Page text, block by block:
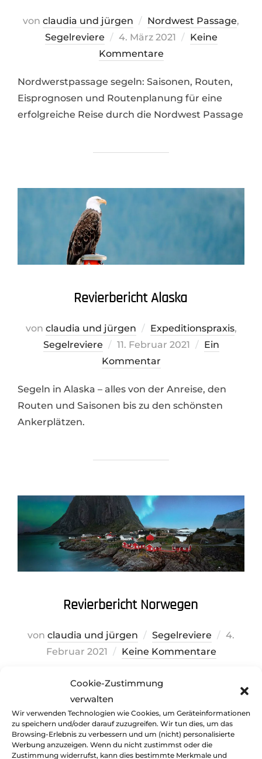
Cookie-Zustimmung
verwalten
Wir verwenden Technologien wie Cookies, um Geräteinformationen
zu speichern und/oder darauf zuzugreifen. Wir tun dies, um das
Browsing-Erlebnis zu verbessern und um (nicht) personalisierte
Werbung anzuzeigen. Wenn du nicht zustimmst oder die
Zustimmung widerrufst, kann dies bestimmte Merkmale und
von claudia und jürgen Nordwest Passage,
Segelreviere
Veröffentlicht
am
4. März 2021
Keine
Kommentare
Nordwerstpassage segeln: Saisonen, Routen,
Eisprognosen und Routenplanung für eine
erfolgreiche Reise durch die Nordwest Passage
Revierbericht Alaska
von claudia und jürgen Expeditionspraxis,
Segelreviere
Veröffentlicht
am
11. Februar 2021
Ein
Kommentar
Segeln in Alaska – alles von der Anreise, den
Routen und Saisonen bis zu den schönsten
Ankerplätzen.
Revierbericht Norwegen
von claudia und jürgen Segelreviere
4.
Februar 2021
Keine Kommentare
Segeln in Norwegen, Revierinfos, Revierbericht
von Anreise und Ankerplätze bis Sehenswertes
und Wetterinformationen